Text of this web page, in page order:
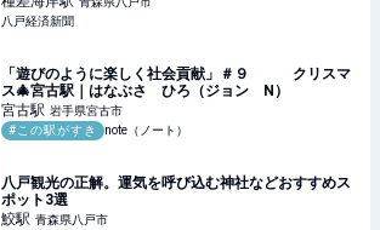
八戸経済新聞
「遊びのように楽しく社会貢献」＃９ クリスマ
ス🎄宮古駅｜はなぶさ ひろ（ジョン N）
宮古駅 岩手県宮古市
#この駅がすき
note（ノート）
八戸観光の正解。運気を呼び込む神社などおすすめス
ポット3選
鮫駅 青森県八戸市